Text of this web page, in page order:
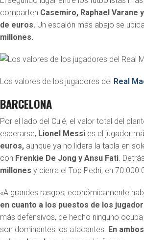
comparten Casemiro, Raphael Varane
de euros. Un escalón más abajo se
millones.
Los valores de los jugadores del Real
BARCELONA
Por el lado del Culé, el valor total del
esperarse, Lionel Messi es el jugador
euros, aunque ya no lidera la tabla en
con Frenkie De Jong y Ansu Fati.
millones y cierra el Top Pedri, en
«A grandes rasgos, económicamente
en cuanto a los puestos de los
más defensivos, de hecho ninguno
son dominantes los atacantes. En